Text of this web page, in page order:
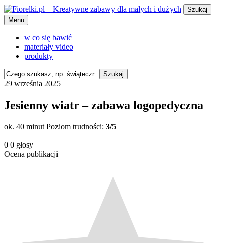
Szukaj
Menu
w co się bawić
materiały video
produkty
Szukaj
29 września 2025
Jesienny wiatr – zabawa logopedyczna
ok. 40 minut Poziom trudności: 3/5
0 0 głosy
Ocena publikacji